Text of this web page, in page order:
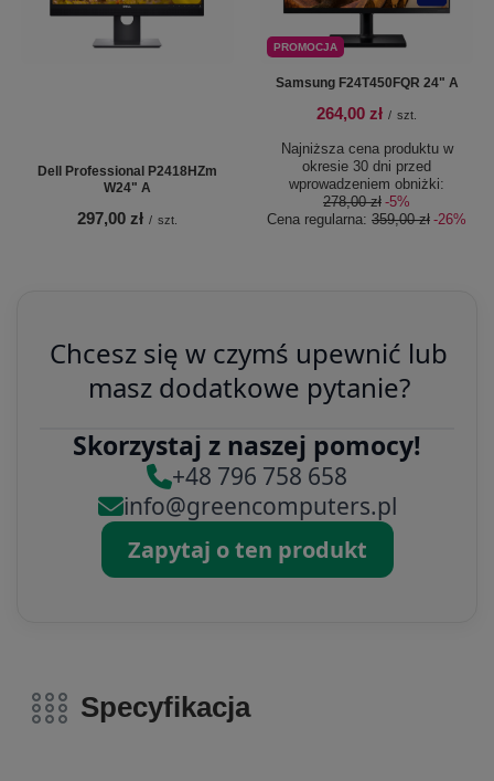
Dell Professional P2418HZm
W24" A
297,00 zł / szt.
PROMOCJA
Samsung F24T450FQR 24" A
264,00 zł / szt.
Najniższa cena produktu w
okresie 30 dni przed
wprowadzeniem obniżki:
278,00 zł -5%
Cena regularna: 359,00 zł -26%
Chcesz się w czymś upewnić lub
masz dodatkowe pytanie?
Skorzystaj z naszej pomocy!
+48 796 758 658
info@greencomputers.pl
Zapytaj o ten produkt
Specyfikacja